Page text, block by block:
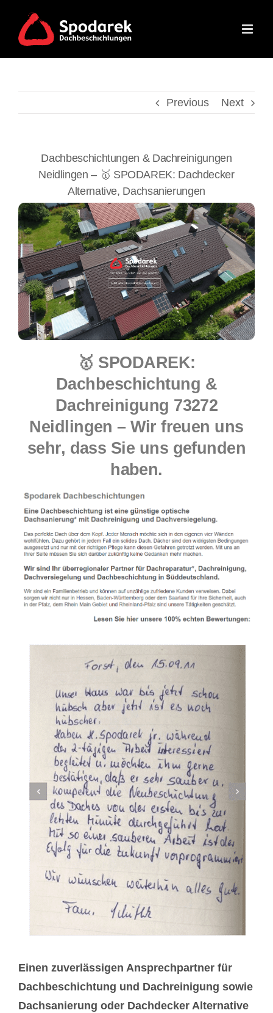
content
Previous Next
Dachbeschichtungen & Dachreinigungen
Neidlingen – 🥇 SPODAREK: Dachdecker
Alternative, Dachsanierungen
🥇 SPODAREK:
Dachbeschichtung &
Dachreinigung 73272
Neidlingen – Wir freuen uns
sehr, dass Sie uns gefunden
haben.
Einen zuverlässigen Ansprechpartner für
Dachbeschichtung und Dachreinigung sowie
Dachsanierung oder Dachdecker Alternative